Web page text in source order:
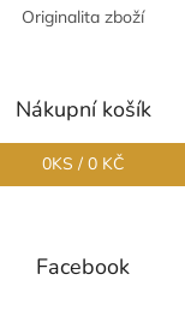
Originalita zboží
Nákupní košík
0KS / 0 KČ
Facebook